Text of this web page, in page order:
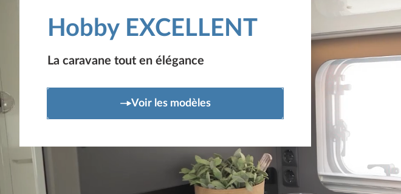
Hobby EXCELLENT
La caravane tout en élégance
Voir les modèles